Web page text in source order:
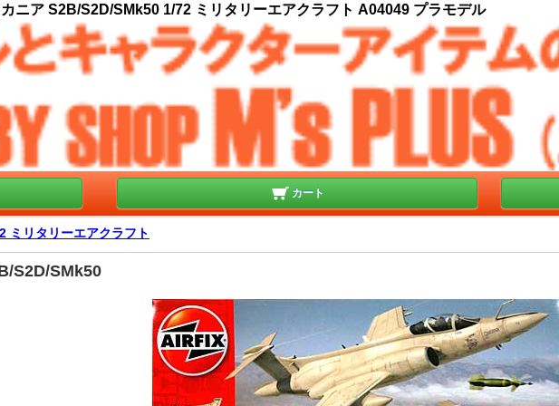
ニア S2B/S2D/SMk50 1/72 ミリタリーエアクラフト A04049 プラモデル
カート
ミリタリーエアクラフト
S2D/SMk50